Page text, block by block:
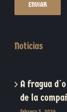
Noticias
A fragua
de la